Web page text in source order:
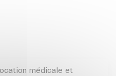
médicale et